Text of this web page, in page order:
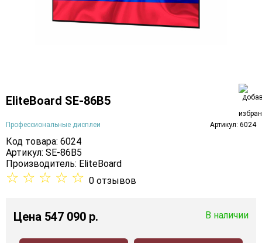
EliteBoard SE-86B5
Профессиональные дисплеи Артикул: 6024
Код товара: 6024
Артикул: SE-86B5
Производитель: EliteBoard
☆ ☆ ☆ ☆ ☆ 0 отзывов
Цена 547 090 p. В наличии